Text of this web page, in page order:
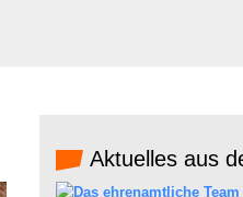
Aktuelles aus